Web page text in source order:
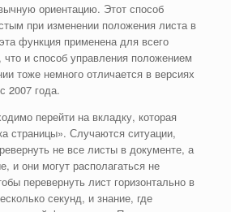
ориентацию. Этот способ
при изменении положения листа в
функция применена для всего
и способ управления положением
тоже немного отличается в версиях
2007 года.
перейти на вкладку, которая
страницы». Случаются ситуации,
не все листы в документе, а
и они могут располагаться не
перевернуть лист горизонтально в
секунд, и знание, где